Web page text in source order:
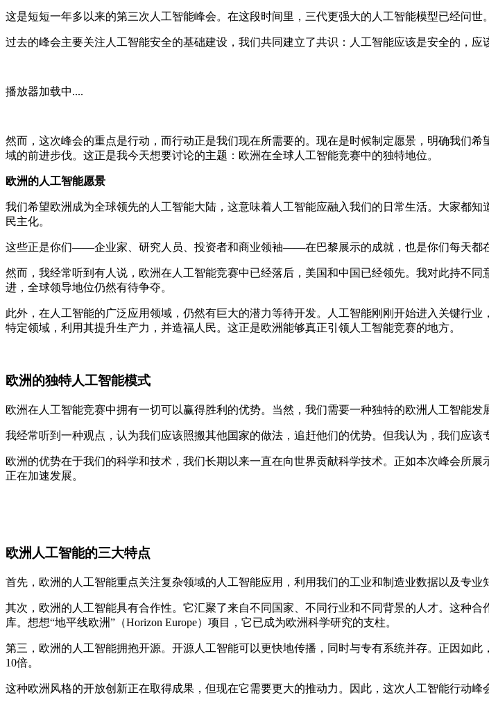
这是短短一年多以来的第三次人工智能峰会。在这段时间里，三代更强大的人工智能模型已经问
过去的峰会主要关注人工智能安全的基础建设，我们共同建立了共识：人工智能应该是安全的，应
播放器加载中....
然而，这次峰会的重点是行动，而行动正是我们现在所需要的。现在是时候制定愿景，明确我们
域的前进步伐。这正是我今天想要讨论的主题：欧洲在全球人工智能竞赛中的独特地位。
欧洲的人工智能愿景
我们希望欧洲成为全球领先的人工智能大陆，这意味着人工智能应融入我们的日常生活。大家都
民主化。
这些正是你们——企业家、研究人员、投资者和商业领袖——在巴黎展示的成就，也是你们每天都
然而，我经常听到有人说，欧洲在人工智能竞赛中已经落后，美国和中国已经领先。我对此持不
进，全球领导地位仍然有待争夺。
此外，在人工智能的广泛应用领域，仍然有巨大的潜力等待开发。人工智能刚刚开始进入关键行
特定领域，利用其提升生产力，并造福人民。这正是欧洲能够真正引领人工智能竞赛的地方。
欧洲的独特人工智能模式
欧洲在人工智能竞赛中拥有一切可以赢得胜利的优势。当然，我们需要一种独特的欧洲人工智能发
我经常听到一种观点，认为我们应该照搬其他国家的做法，追赶他们的优势。但我认为，我们应该
欧洲的优势在于我们的科学和技术，我们长期以来一直在向世界贡献科学技术。正如本次峰会所
正在加速发展。
欧洲人工智能的三大特点
首先，欧洲的人工智能重点关注复杂领域的人工智能应用，利用我们的工业和制造业数据以及专业
其次，欧洲的人工智能具有合作性。它汇聚了来自不同国家、不同行业和不同背景的人才。这种
库。想想“地平线欧洲”（Horizon Europe）项目，它已成为欧洲科学研究的支柱。
第三，欧洲的人工智能拥抱开源。开源人工智能可以更快地传播，同时与专有系统并存。正因如
10倍。
这种欧洲风格的开放创新正在取得成果，但现在它需要更大的推动力。因此，这次人工智能行动峰